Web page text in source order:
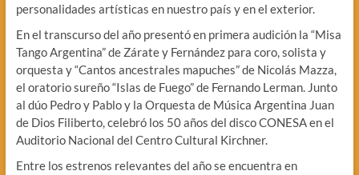
personalidades artísticas en nuestro país y en el exterior.
En el transcurso del año presentó en primera audición la “Misa
Tango Argentina” de Zárate y Fernández para coro, solista y
orquesta y “Cantos ancestrales mapuches” de Nicolás Mazza,
el oratorio sureño “Islas de Fuego” de Fernando Lerman. Junto
al dúo Pedro y Pablo y la Orquesta de Música Argentina Juan
de Dios Filiberto, celebró los 50 años del disco CONESA en el
Auditorio Nacional del Centro Cultural Kirchner.
Entre los estrenos relevantes del año se encuentra en